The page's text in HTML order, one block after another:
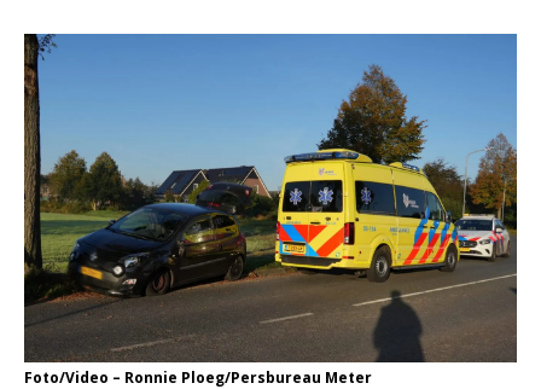
Foto/Video – Ronnie Ploeg/Persbureau Meter